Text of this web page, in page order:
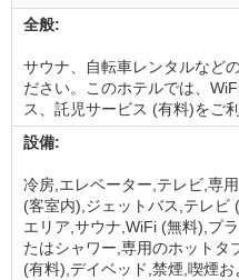
全般:
サウナ、自転車レンタルなど
ださい。このホテルでは、
ス、託児サービス (有料)をご
設備:
冷房,エレベーター,テレビ,専
(客室内),ジェットバス,テレビ
エリア,サウナ,WiFi (無料),プ
たはシャワー,専用のホットタ
(有料),デイベッド,禁煙,喫煙